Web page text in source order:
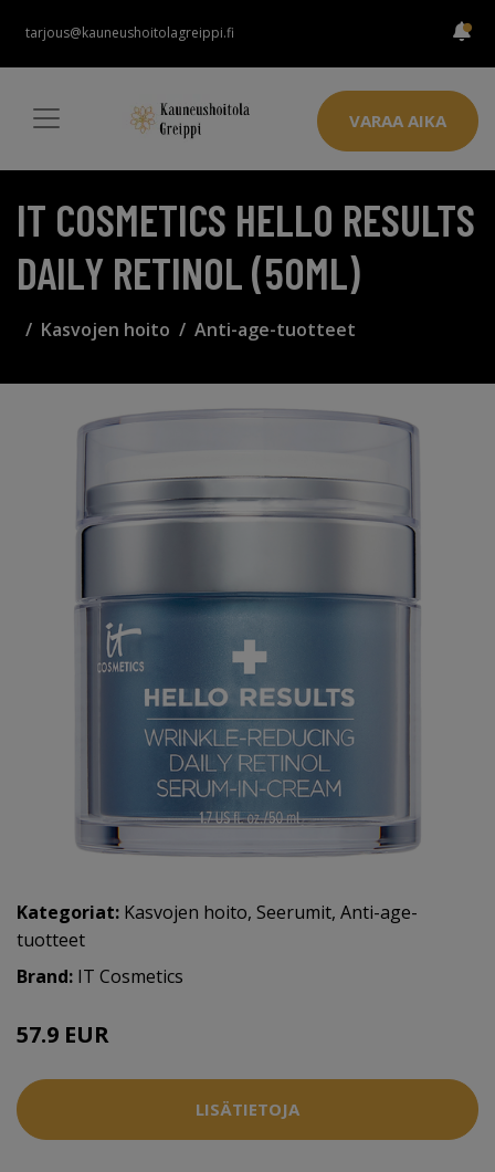
tarjous@kauneushoitolagreippi.fi
VARAA AIKA
IT COSMETICS HELLO RESULTS
DAILY RETINOL (50ML)
Kasvojen hoito Anti-age-tuotteet
Kategoriat: Kasvojen hoito, Seerumit, Anti-age-
tuotteet
Brand: IT Cosmetics
57.9 EUR
LISÄTIETOJA